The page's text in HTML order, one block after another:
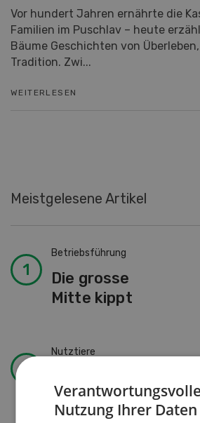
Vor hundert Jahren ernährte die
Familien im Puschlav – heute
Bäume Geschichten von
Tradition. Zwi...
WEITERLESEN
Meistgelesene Artikel
Betriebsführung
Die grosse
Mitte kippt
Nutztiere
Verantwortungsvolle
Nutzung Ihrer Daten